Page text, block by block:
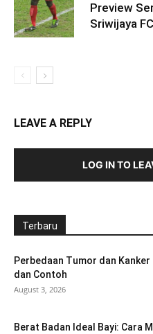
Preview
Sriwijaya
LEAVE A REPLY
LOG IN TO
Terbaru
Perbedaan Tumor dan Kanker
dan Contoh
August 3, 2026
Berat Badan Ideal Bayi: Cara